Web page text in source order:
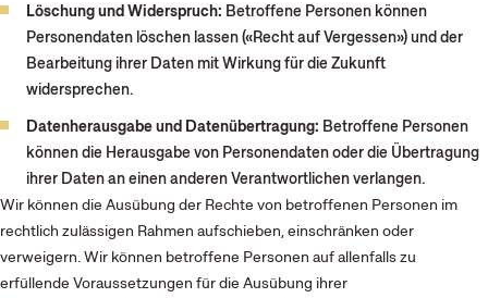
Löschung und Widerspruch: Betroffene Personen können
Personendaten löschen lassen («Recht auf Vergessen») und der
Bearbeitung ihrer Daten mit Wirkung für die Zukunft
widersprechen.
Datenherausgabe und Datenübertragung: Betroffene Personen
können die Herausgabe von Personendaten oder die Übertragung
ihrer Daten an einen anderen Verantwortlichen verlangen.
Wir können die Ausübung der Rechte von betroffenen Personen im
rechtlich zulässigen Rahmen aufschieben, einschränken oder
verweigern. Wir können betroffene Personen auf allenfalls zu
erfüllende Voraussetzungen für die Ausübung ihrer